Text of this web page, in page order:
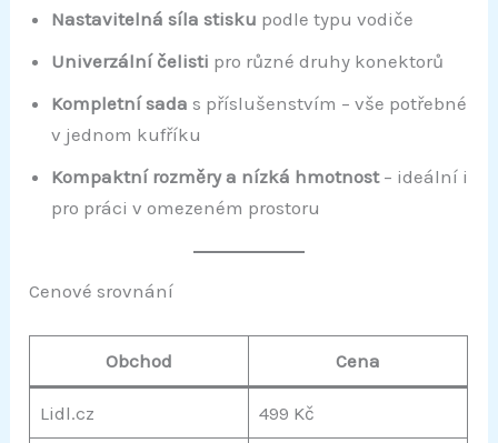
Nastavitelná síla stisku podle typu vodiče
Univerzální čelisti pro různé druhy konektorů
Kompletní sada s příslušenstvím – vše potřebné
v jednom kufříku
Kompaktní rozměry a nízká hmotnost– ideální i
pro práci v omezeném prostoru
Cenové srovnání
Obchod Cena
Lidl.cz 499 Kč